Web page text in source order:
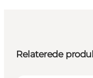
Relaterede